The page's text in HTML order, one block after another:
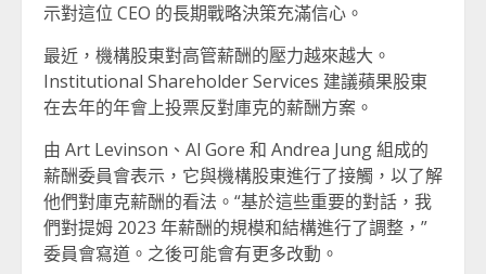
示對這位 CEO 的長期戰略決策充滿信心。
最近，機構股東對高管薪酬的壓力越來越大。
Institutional Shareholder Services 建議蘋果股東
在去年的年會上投票反對庫克的薪酬方案。
由 Art Levinson、Al Gore 和 Andrea Jung 組成的
薪酬委員會表示，它與機構股東進行了接觸，以了解
他們對庫克薪酬的看法。“基於這些重要的對話，我
們對提姆 2023 年薪酬的規模和結構進行了調整，”
委員會寫道。之後可能會有更多改動。